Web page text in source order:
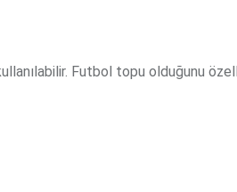
Futbol topu olduğunu